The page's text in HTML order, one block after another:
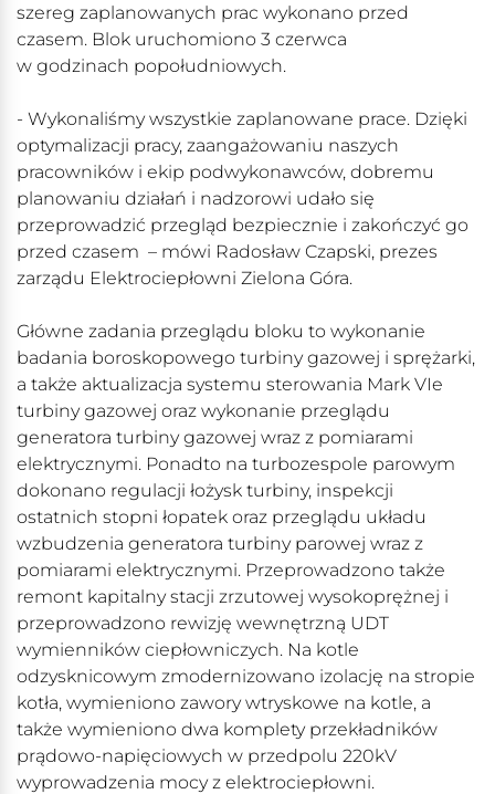
szereg zaplanowanych prac wykonano przed
czasem. Blok uruchomiono 3 czerwca
w godzinach popołudniowych.
- Wykonaliśmy wszystkie zaplanowane prace. Dzięki
optymalizacji pracy, zaangażowaniu naszych
pracowników i ekip podwykonawców, dobremu
planowaniu działań i nadzorowi udało się
przeprowadzić przegląd bezpiecznie i zakończyć go
przed czasem – mówi Radosław Czapski, prezes
zarządu Elektrociepłowni Zielona Góra.
Główne zadania przeglądu bloku to wykonanie
badania boroskopowego turbiny gazowej i sprężarki,
a także aktualizacja systemu sterowania Mark VIe
turbiny gazowej oraz wykonanie przeglądu
generatora turbiny gazowej wraz z pomiarami
elektrycznymi. Ponadto na turbozespole parowym
dokonano regulacji łożysk turbiny, inspekcji
ostatnich stopni łopatek oraz przeglądu układu
wzbudzenia generatora turbiny parowej wraz z
pomiarami elektrycznymi. Przeprowadzono także
remont kapitalny stacji zrzutowej wysokoprężnej i
przeprowadzono rewizję wewnętrzną UDT
wymienników ciepłowniczych. Na kotle
odzysknicowym zmodernizowano izolację na stropie
kotła, wymieniono zawory wtryskowe na kotle, a
także wymieniono dwa komplety przekładników
prądowo-napięciowych w przedpolu 220kV
wyprowadzenia mocy z elektrociepłowni.